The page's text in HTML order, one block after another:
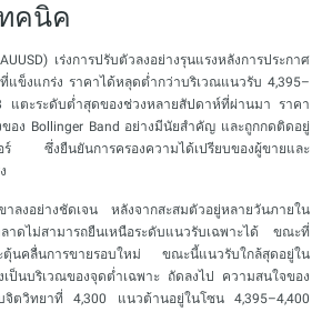
คนิค
เร่งการปรับตัวลงอย่างรุนแรงหลังการประกาศ
แข็งแกร่ง ราคาได้หลุดต่ำกว่าบริเวณแนวรับ 4,395–
แตะระดับต่ำสุดของช่วงหลายสัปดาห์ที่ผ่านมา ราคา
ของ Bollinger Band อย่างมีนัยสำคัญ และถูกกดติดอยู่
อร์ ซึ่งยืนยันการครองความได้เปรียบของผู้ขายและ
าลงอย่างชัดเจน หลังจากสะสมตัวอยู่หลายวันภายใน
ดไม่สามารถยืนเหนือระดับแนวรับเฉพาะได้ ขณะที่
ะตุ้นคลื่นการขายรอบใหม่ ขณะนี้แนวรับใกล้สุดอยู่ใน
ป็นบริเวณของจุดต่ำเฉพาะ ถัดลงไป ความสนใจของ
จิตวิทยาที่ 4,300 แนวต้านอยู่ในโซน 4,395–4,400